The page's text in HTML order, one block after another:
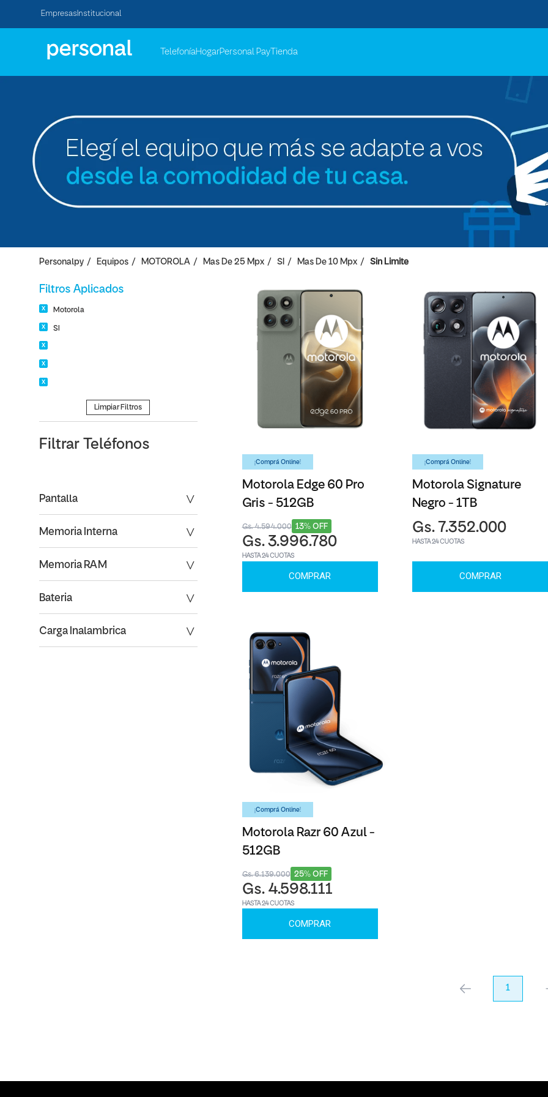
Empresas Institucional
TelefoníaHogarPersonal Pay Tienda
Personalpy Equipos MOTOROLA Mas De 25 Mpx SI Mas De 10 Mpx Sin Limite
Filtros Aplicados
Motorola
SI
Limpiar Filtros
Filtrar Teléfonos
Pantalla
Memoria RAM
Carga Inalambrica
Memoria Interna
Bateria
¡Comprá Online!
Motorola Edge 60 Pro
Gris - 512GB
13% OFF
Gs. 4.594.000
Gs. 3.996.780
HASTA 24 CUOTAS
COMPRAR
¡Comprá Online!
Motorola Signature
Negro - 1TB
Gs. 7.352.000
HASTA 24 CUOTAS
COMPRAR
¡Comprá Online!
Motorola Razr 60 Azul -
512GB
25% OFF
Gs. 6.139.000
Gs. 4.598.111
HASTA 24 CUOTAS
COMPRAR
anterior 1